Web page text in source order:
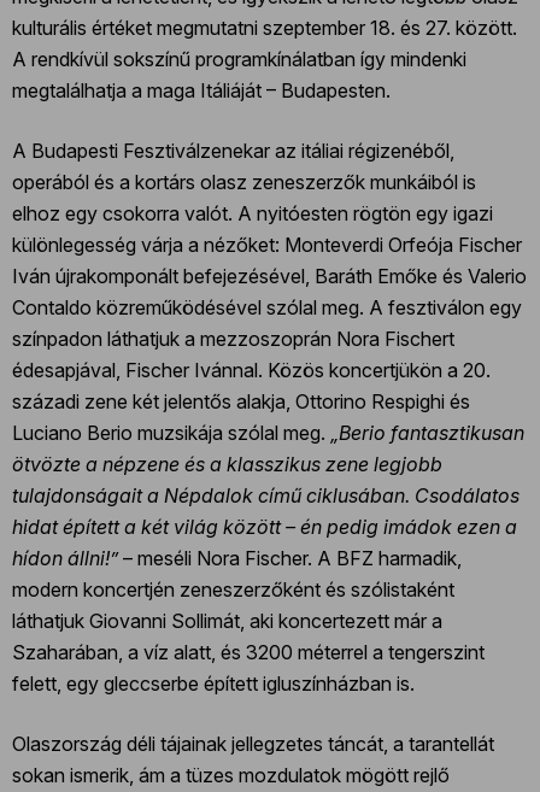
kulturális értéket megmutatni szeptember 18. és 27. között.
A rendkívül sokszínű programkínálatban így mindenki
megtalálhatja a maga Itáliáját – Budapesten.
A Budapesti Fesztiválzenekar az itáliai régizenéből,
operából és a kortárs olasz zeneszerzők munkáiból is
elhoz egy csokorra valót. A nyitóesten rögtön egy igazi
különlegesség várja a nézőket: Monteverdi Orfeója Fischer
Iván újrakomponált befejezésével, Baráth Emőke és Valerio
Contaldo közreműködésével szólal meg. A fesztiválon egy
színpadon láthatjuk a mezzoszoprán Nora Fischert
édesapjával, Fischer Ivánnal. Közös koncertjükön a 20.
századi zene két jelentős alakja, Ottorino Respighi és
Luciano Berio muzsikája szólal meg.
„Berio fantasztikusan
ötvözte a népzene és a klasszikus zene legjobb
tulajdonságait a Népdalok című ciklusában. Csodálatos
hidat épített a két világ között – én pedig imádok ezen a
hídon állni!”– meséli Nora Fischer. A BFZ harmadik,
modern koncertjén zeneszerzőként és szólistaként
láthatjuk Giovanni Sollimát, aki koncertezett már a
Szaharában, a víz alatt, és 3200 méterrel a tengerszint
felett, egy gleccserbe épített igluszínházban is.
Olaszország déli tájainak jellegzetes táncát, a tarantellát
sokan ismerik, ám a tüzes mozdulatok mögött rejlő